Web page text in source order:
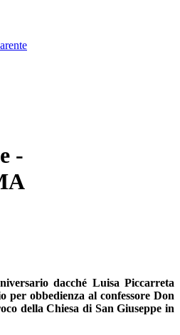
-
dacché Luisa Piccarreta
per obbedienza al confessore Don
della Chiesa di San Giuseppe in